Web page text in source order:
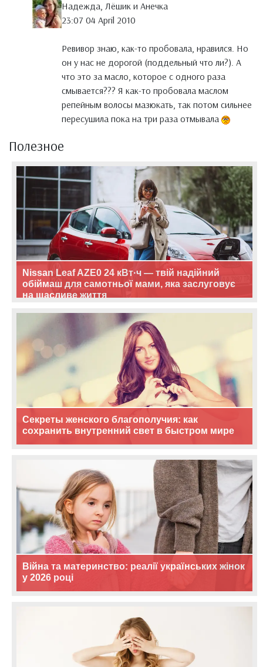
Надежда, Лёшик и Анечка
23:07 04 April 2010
Ревивор знаю, как-то пробовала, нравился. Но
он у нас не дорогой (поддельный что ли?). А
что это за масло, которое с одного раза
смывается??? Я как-то пробовала маслом
репейным волосы мазюкать, так потом сильнее
пересушила пока на три раза отмывала
Полезное
Nissan Leaf AZE0 24 кВт·ч — твій надійний
обіймаш для самотньої мами, яка заслуговує
на щасливе життя
Секреты женского благополучия: как
сохранить внутренний свет в быстром мире
Війна та материнство: реалії українських жінок
у 2026 році